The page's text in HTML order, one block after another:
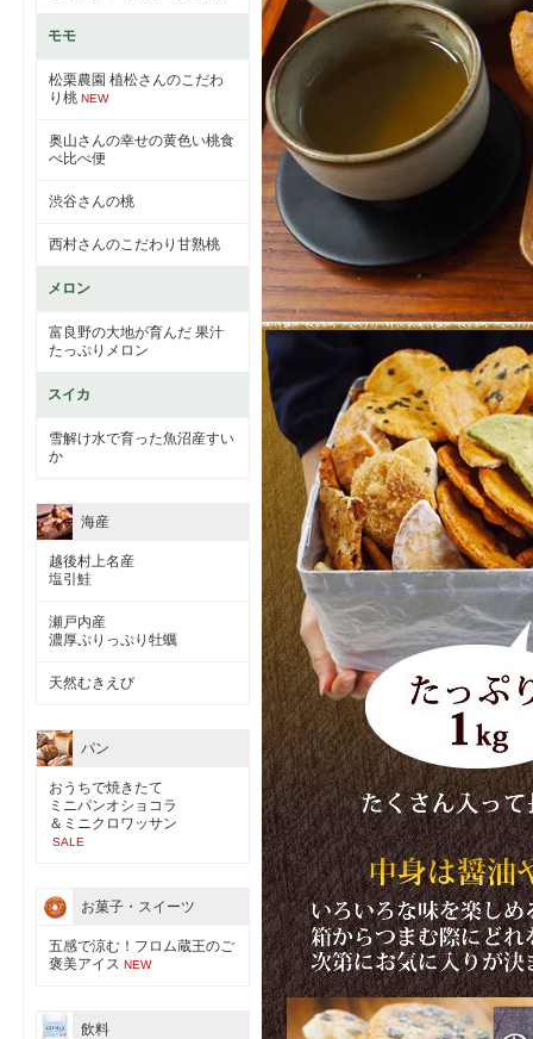
モモ
松栗農園 植松さんのこだわ
り桃 NEW
奥山さんの幸せの黄色い桃食
べ比べ便
渋谷さんの桃
西村さんのこだわり甘熟桃
メロン
富良野の大地が育んだ 果汁
たっぷりメロン
スイカ
雪解け水で育った魚沼産すい
か
海産
越後村上名産
塩引鮭
瀬戸内産
濃厚ぷりっぷり牡蠣
天然むきえび
パン
おうちで焼きたて
ミニパンオショコラ
＆ミニクロワッサン
SALE
お菓子・スイーツ
五感で涼む！フロム蔵王のご
褒美アイス NEW
飲料